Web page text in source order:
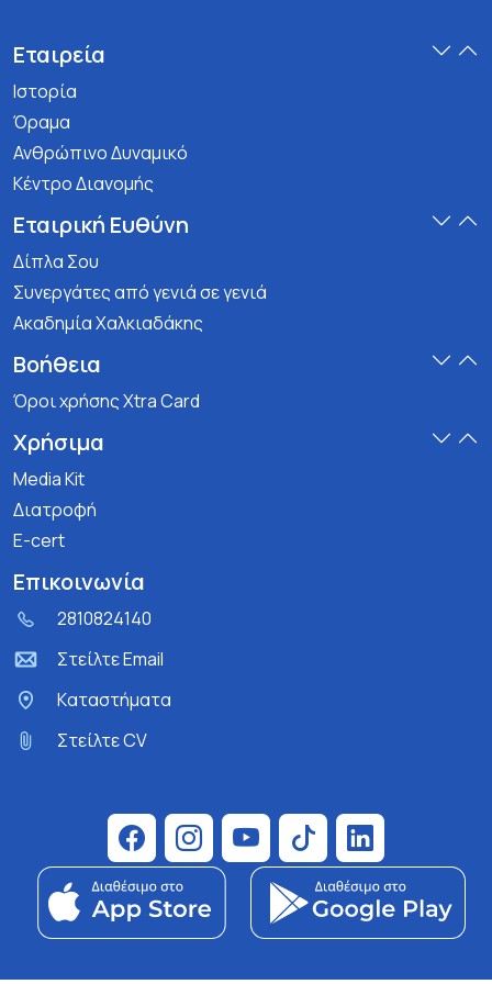
Εταιρεία
Ιστορία
Όραμα
Ανθρώπινο Δυναμικό
Κέντρο Διανομής
Εταιρική Ευθύνη
Δίπλα Σου
Συνεργάτες από γενιά σε γενιά
Ακαδημία Χαλκιαδάκης
Βοήθεια
Όροι χρήσης Xtra Card
Χρήσιμα
Media Kit
Διατροφή
E-cert
Επικοινωνία
2810824140
Στείλτε Email
Kαταστήματα
Στείλτε CV